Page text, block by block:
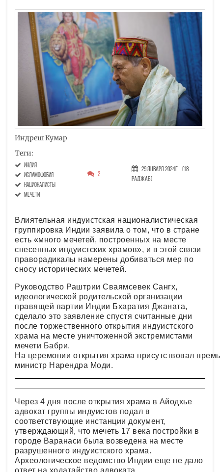
Индреш Кумар
Теги:
Индия
исламофобия
националисты
мечети
2
29 Января 2024г. (18
Раджаб)
Влиятельная индуистская националистическая
группировка Индии заявила о том, что в стране
есть «много мечетей, построенных на месте
снесенных индуистских храмов», и в этой связи
праворадикалы намерены добиваться мер по
сносу исторических мечетей.
Руководство Раштрии Сваямсевек Сангх,
идеологической родительской организации
правящей партии Индии Бхаратия Джаната,
сделало это заявление спустя считанные дни
после торжественного открытия индуистского
храма на месте уничтоженной экстремистами
мечети Бабри.
На церемонии открытия храма присутствовал
министр Нарендра Моди.
Через 4 дня после открытия храма в Айодхье
адвокат группы индуистов подал в
соответствующие инстанции документ,
утверждающий, что мечеть 17 века постройки в
городе Варанаси была возведена на месте
разрушенного индуистского храма.
Археологическое ведомство Индии еще не дало
ответ на ходатайство адвоката.